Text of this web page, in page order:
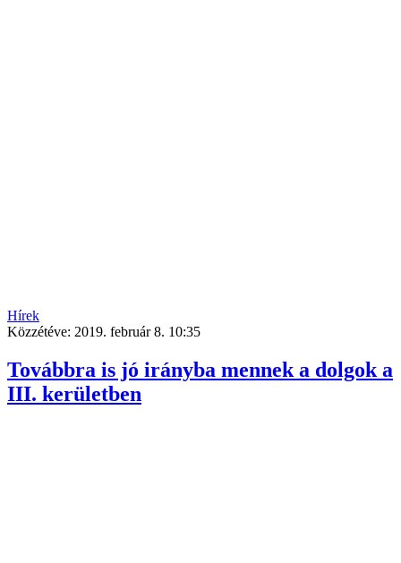
Hírek
Közzétéve: 2019. február 8. 10:35
Továbbra is jó irányba mennek a dolgok a
III. kerületben